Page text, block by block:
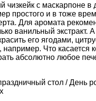
чизкейк с маскарпоне
простого и в тоже
Для аромата
ванильный экстракт.
его ягодами,
Что касается
абсолютно любое
стол / День